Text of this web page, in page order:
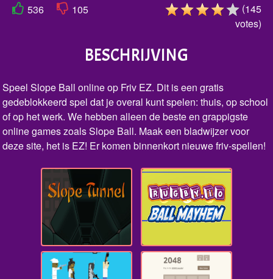
536 105 (145
votes)
BESCHRIJVING
Speel Slope Ball online op Friv EZ. Dit is een gratis
gedeblokkeerd spel dat je overal kunt spelen: thuis, op school
of op het werk. We hebben alleen de beste en grappigste
online games zoals Slope Ball. Maak een bladwijzer voor
deze site, het is EZ! Er komen binnenkort nieuwe friv-spellen!